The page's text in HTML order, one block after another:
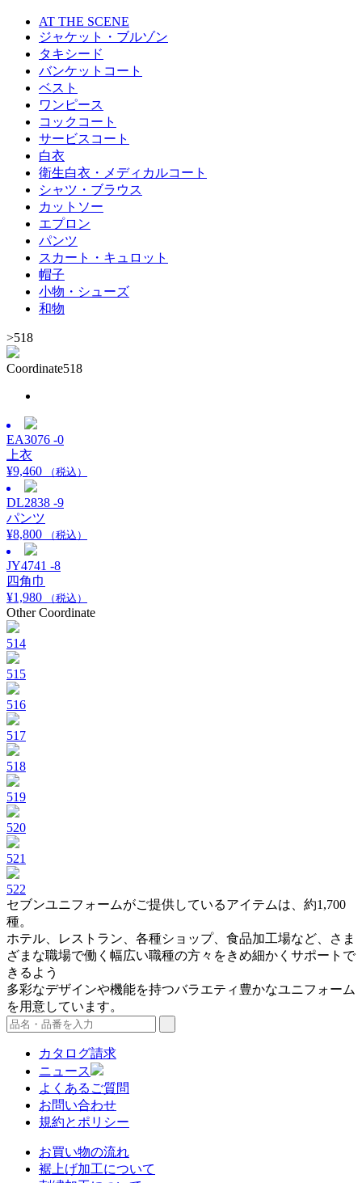
AT THE SCENE
ジャケット・ブルゾン
タキシード
バンケットコート
ベスト
ワンピース
コックコート
サービスコート
白衣
衛生白衣・メディカルコート
シャツ・ブラウス
カットソー
エプロン
パンツ
スカート・キュロット
帽子
小物・シューズ
和物
>518
Coordinate518
EA3076 -0
上衣
¥9,460 （税込）
DL2838 -9
パンツ
¥8,800 （税込）
JY4741 -8
四角巾
¥1,980 （税込）
Other Coordinate
514
515
516
517
518
519
520
521
522
セブンユニフォームがご提供しているアイテムは、約1,700
種。
ホテル、レストラン、各種ショップ、食品加工場など、さま
ざまな職場で働く幅広い職種の方々をきめ細かくサポートで
きるよう
多彩なデザインや機能を持つバラエティ豊かなユニフォーム
を用意しています。
カタログ請求
ニュース
よくあるご質問
お問い合わせ
規約とポリシー
お買い物の流れ
裾上げ加工について